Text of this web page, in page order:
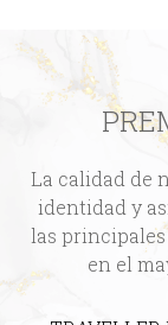
Confort y
Este complejo,
habitaciones
aire